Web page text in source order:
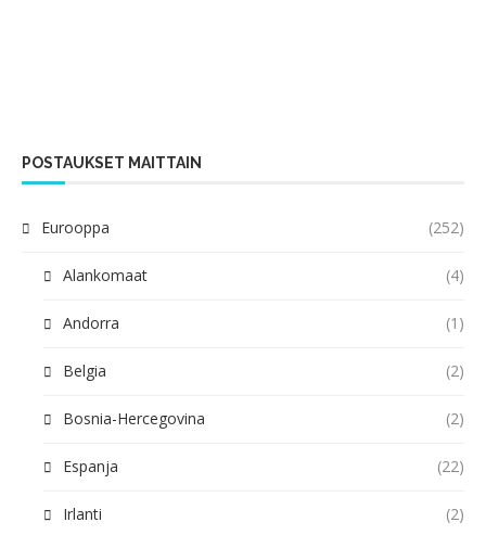
POSTAUKSET MAITTAIN
Eurooppa (252)
Alankomaat (4)
Andorra (1)
Belgia (2)
Bosnia-Hercegovina (2)
Espanja (22)
Irlanti (2)